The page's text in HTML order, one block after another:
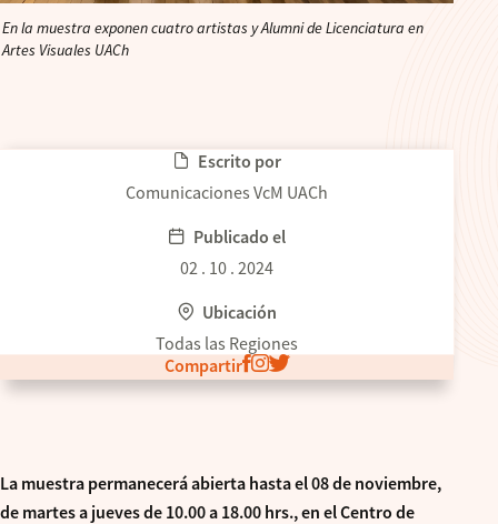
En la muestra exponen cuatro artistas y Alumni de Licenciatura en
Artes Visuales UACh
La muestra permanecerá abierta hasta el 08 de noviembre,
de martes a jueves de 10.00 a 18.00 hrs., en el Centro de
Escrito por
Comunicaciones VcM UACh
Publicado el
02 . 10 . 2024
Ubicación
Todas las Regiones
Compartir